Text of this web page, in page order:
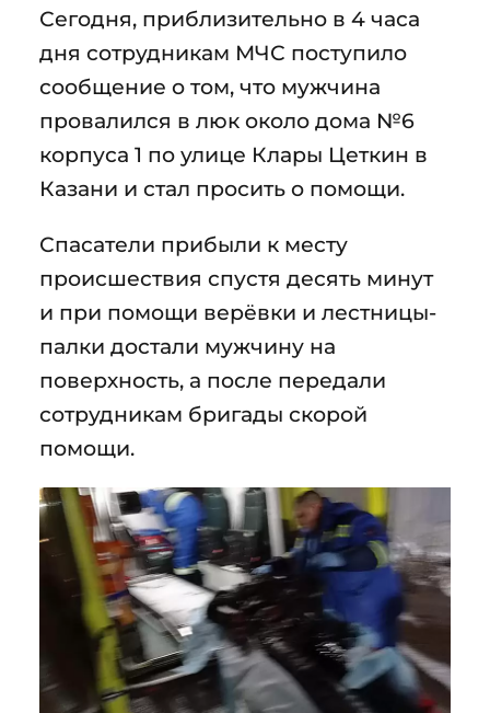
Сегодня, приблизительно в 4 часа
дня сотрудникам МЧС поступило
сообщение о том, что мужчина
провалился в люк около дома №6
корпуса 1 по улице Клары Цеткин в
Казани и стал просить о помощи.
Спасатели прибыли к месту
происшествия спустя десять минут
и при помощи верёвки и лестницы-
палки достали мужчину на
поверхность, а после передали
сотрудникам бригады скорой
помощи.